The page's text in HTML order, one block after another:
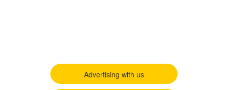
Advertising with us